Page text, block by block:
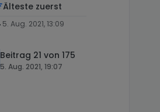
Älteste zuerst
5. Aug. 2021, 13:09
Beitrag 21 von 175
5. Aug. 2021, 19:07